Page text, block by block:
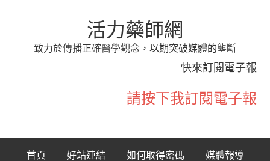
活力藥師網
致力於傳播正確醫學觀念，以期突破媒體的壟斷
快來訂閱電子報
請按下我訂閱電子報
首頁 好站連結 如何取得密碼 媒體報導